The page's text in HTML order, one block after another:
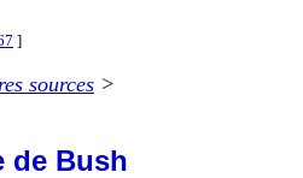
]
sources >
de Bush